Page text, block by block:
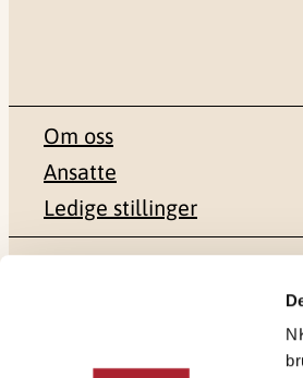
Om oss
Ansatte
Ledige stillinger